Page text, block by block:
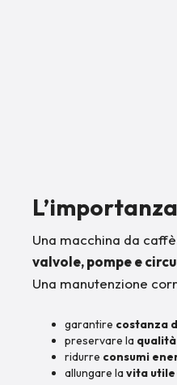
Una macchina da
valvole, pompe e
Una manutenzione
garantire costanza
preservare la
ridurre consumi
allungare lavita